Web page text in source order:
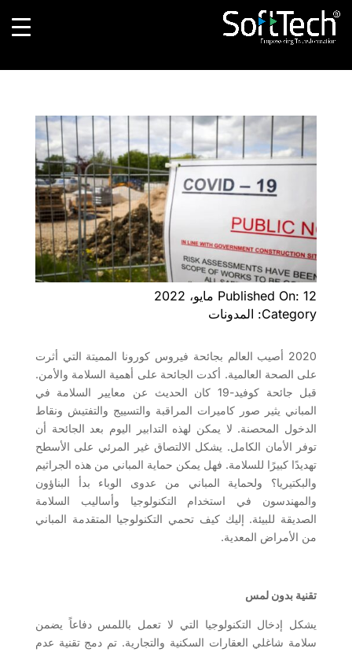
Published On: 12 مايو، 2022
Category: المدونات
2020 أصيب العالم بجائحة فيروس كورونا المميتة التي أثرت
على الصحة العالمية. أكدت الجائحة على أهمية السلامة والأمن.
قبل جائحة كوفيد-19 كان الحديث عن معايير السلامة في
المباني يثير صور كاميرات المراقبة والتسييج والتفتيش ونقاط
الدخول المحصنة. لا يمكن لهذه التدابير اليوم بعد الجائحة أن
توفر الأمان الكامل. يشكل الالتصاق غير المرئي على الأسطح
تهديدًا كبيرًا للسلامة. فهل يمكن حماية المباني من هذه الجراثيم
والبكتيريا؟ ولحماية المباني من عدوى الوباء بدأ البناؤون
والمهندسون في استخدام التكنولوجيا وأساليب السلامة
الصديقة للبيئة. إليك كيف تحمي التكنولوجيا المتقدمة المباني
من الأمراض المعدية.
تقنية بدون لمس
يشكل إدخال التكنولوجيا التي لا تعمل باللمس دفاعاً يضمن
سلامة شاغلي العقارات السكنية والتجارية. تم دمج تقنية عدم